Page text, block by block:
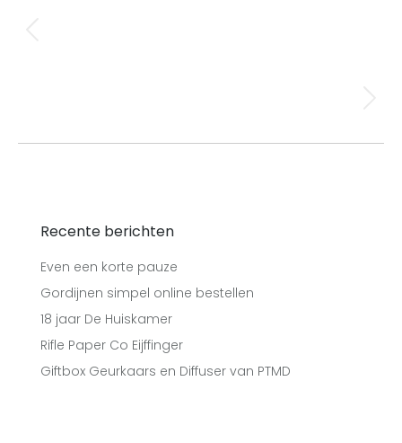
post:
Recente berichten
Even een korte pauze
Gordijnen simpel online bestellen
18 jaar De Huiskamer
Rifle Paper Co Eijffinger
Giftbox Geurkaars en Diffuser van PTMD